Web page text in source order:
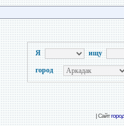
Я ищу
город
| Сайт